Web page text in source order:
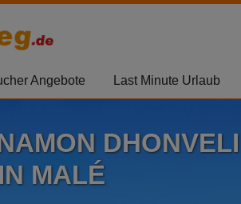
Angebote Last Minute Urlaub
DHONVELI
MALÉ